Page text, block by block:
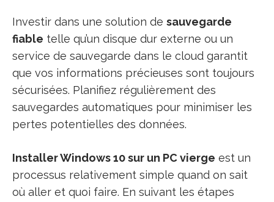
Investir dans une solution de sauvegarde
fiable telle qu’un disque dur externe ou un
service de sauvegarde dans le cloud garantit
que vos informations précieuses sont toujours
sécurisées. Planifiez régulièrement des
sauvegardes automatiques pour minimiser les
pertes potentielles des données.
Installer Windows 10 sur un PC vierge est un
processus relativement simple quand on sait
où aller et quoi faire. En suivant les étapes